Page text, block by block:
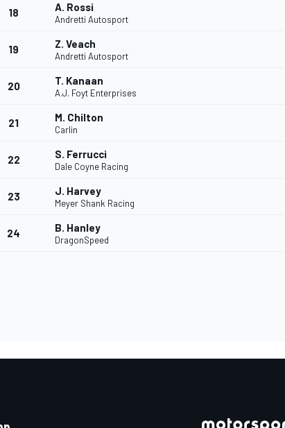
18 A. Rossi
Andretti Autosport
19 Z. Veach
Andretti Autosport
20 T. Kanaan
A.J. Foyt Enterprises
21 M. Chilton
Carlin
22 S. Ferrucci
Dale Coyne Racing
23 J. Harvey
Meyer Shank Racing
24 B. Hanley
DragonSpeed